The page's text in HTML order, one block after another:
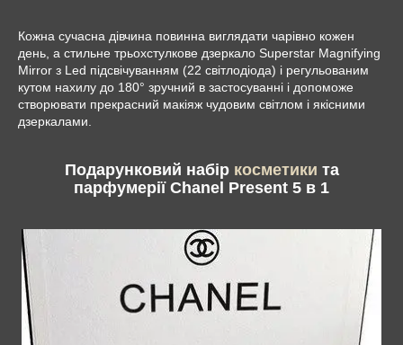
Кожна сучасна дівчина повинна виглядати чарівно кожен
день, а стильне трьохстулкове дзеркало Superstar Magnifying
Mirror з Led підсвічуванням (22 світлодіода) і регульованим
кутом нахилу до 180° зручний в застосуванні і допоможе
створювати прекрасний макіяж чудовим світлом і якісними
дзеркалами.
Подарунковий набір косметики та
парфумерії Chanel Present 5 в 1